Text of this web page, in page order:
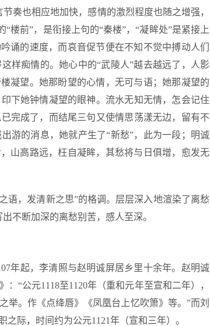
奏也相应地加快，感情的激烈程度也随之增强，
楼前”，是衔接上句的“秦楼”，“凝眸处”是紧接上
诵的速度，而哀音促节便在不知不觉中搏动人们
样痴情的。她心中的“武陵人”越去越远了，人影
凝望。她那盼望的心情，无可与语；她那凝望的
下她钟情凝望的眼神。流水无知无情，怎会记住
完成了，而结尾三句又使情思荡漾无边，留有不
游的消息，她就产生了“新愁”，此为一段；明诚
山高路远，枉自凝眸，其愁将与日俱增，愈发无
语，发清新之思”的格调。层层深入地渲染了离愁
不断加深的离愁别苦，感人至深。
年起，李清照与赵明诚屏居乡里十余年。赵明诚
“公元1118至1120年（重和元年至宣和二年），
举。作《点绛唇》《凤凰台上忆吹箫》等。”而刘
际，时间约为公元1121年（宣和三年）。